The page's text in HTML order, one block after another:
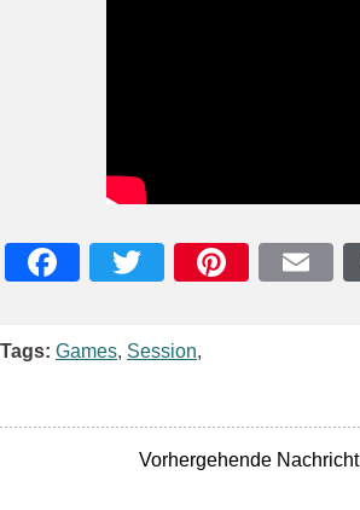
Tags: Games, Session,
Vorhergehende Nachricht